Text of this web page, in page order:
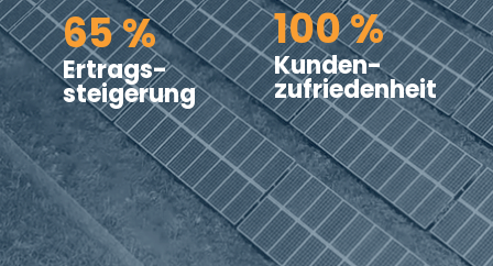
65 %
Ertrags­
steigerung
100 %
Kunden­
zufrieden­heit